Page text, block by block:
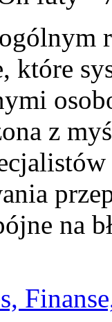
które
z
na